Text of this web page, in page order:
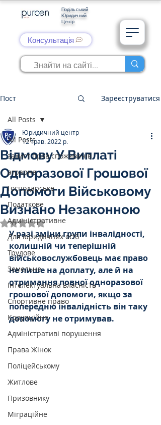
Подільський
Юридичний
Центр
Консультація
Пост Зареєструватися
All Posts
захист прав споживачів
аграрне
Господарське
Податкове
Адміністративне
Для юридичних осіб
Трудове
Земельне
Інтелектуальна власність
Спортивне право
Корупційне
Адміністративі порушення
Права Жінок
Поліцейському
Житлове
Призовнику
Міграційне
All Posts
Відмову У Виплаті
Одноразової Грошової
Допомоги Військовому
Визнано Незаконною
Юридичний центр
12 трав. 2022 р.
Оцінка: NaN з 5 зірок.
У разі зміни групи інвалідності,
колишній чи теперішній
військовослужбовець має право
не лише на доплату, але й на
отримання повної одноразової
грошової допомоги, якщо за
попередню інвалідність він таку
допомогу не отримував.